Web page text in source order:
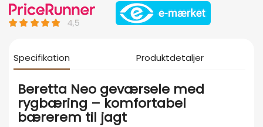
Specifikation Produktdetaljer
Beretta Neo geværsele med
rygbæring – komfortabel
bærerem til jagt